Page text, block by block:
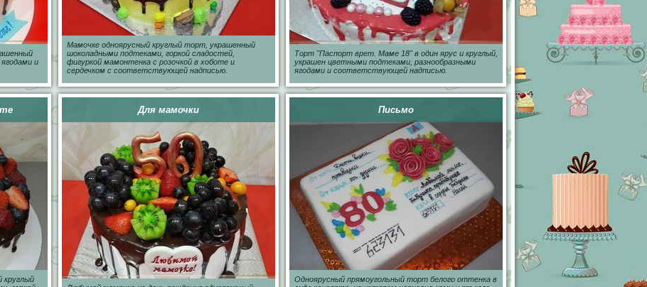
и
Мамочке одноярусный круглый торт, украшенный
шоколадными подтеками, горкой сладостей,
фигуркой мамонтенка с розочкой в хоботе и
сердечком с соответствующей надписью.
Торт "Паспорт врет. Маме 18" в один ярус и круглый,
украшен цветными подтеками, разнообразными
ягодами и соответствующей надписью.
круглый
Для мамочки Письмо
Одноярусный прямоугольный торт белого оттенка в